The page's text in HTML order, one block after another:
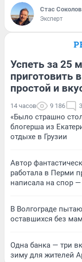
Стас Соколов
Эксперт
Успеть за 25
приготовить
простой и
14 часов 9 186 3
«Было страшно
блогерша из
отдыхе в Грузии
Автор
работала в Перми
написала на спор —
В Волгограде
оставшихся без
Одна банка — три
зиму для жителей